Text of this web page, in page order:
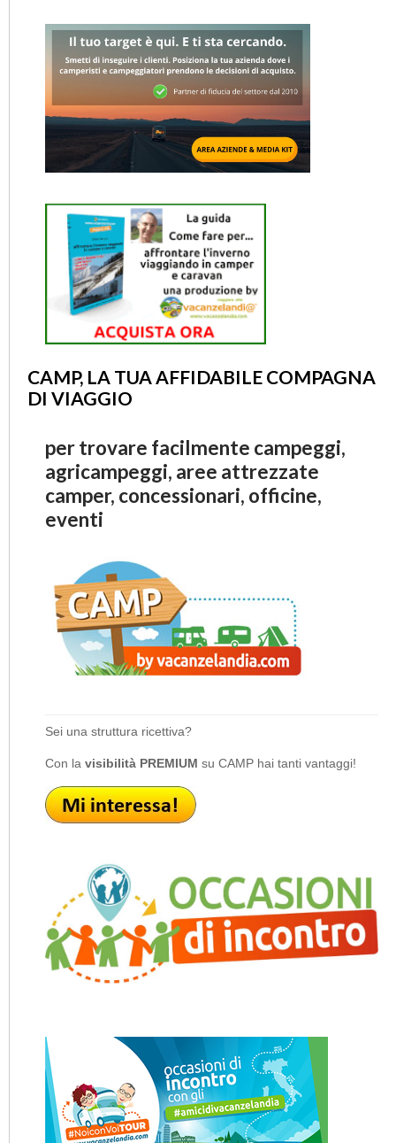
CAMP, LA TUA AFFIDABILE COMPAGNA
DI VIAGGIO
per trovare facilmente campeggi,
agricampeggi, aree attrezzate
camper, concessionari, officine,
eventi
Sei una struttura ricettiva?
Con la visibilità PREMIUM su CAMP hai tanti vantaggi!